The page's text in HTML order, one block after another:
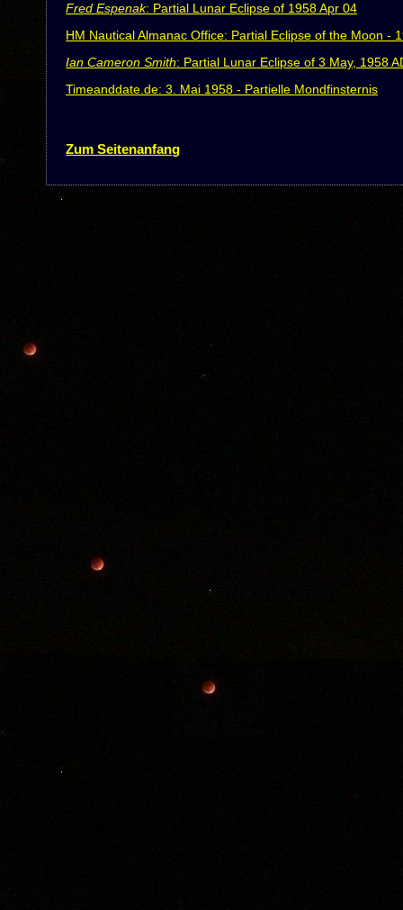
Fred Espenak: Partial Lunar Eclipse of 1958 Apr 04
HM Nautical Almanac Office: Partial Eclipse of the Moon -
Ian Cameron Smith: Partial Lunar Eclipse of 3 May, 1958
Timeanddate.de: 3. Mai 1958 - Partielle Mondfinsternis
Zum Seitenanfang